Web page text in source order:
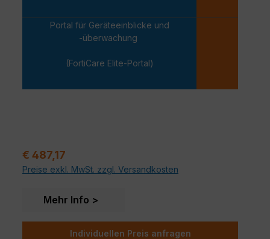
Portal für Geräteeinblicke und
-überwachung
(FortiCare Elite-Portal)
Regulärer Preis:
€ 487,17
Preise exkl. MwSt. zzgl. Versandkosten
Mehr Info
Individuellen Preis anfragen